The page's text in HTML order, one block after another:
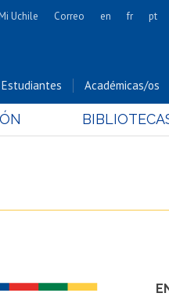
Cs. Forestales y
Cs. Sociales
Hospital Clínico
Uchile Correo en fr pt
Estudiantes Académicas/os